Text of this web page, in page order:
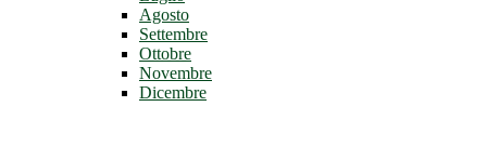
Agosto
Settembre
Ottobre
Novembre
Dicembre